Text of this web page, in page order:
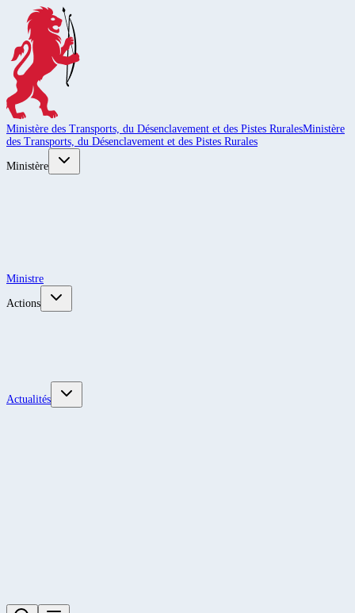
Ministère des Transports, du Désenclavement et des Pistes RuralesMinistère
des Transports, du Désenclavement et des Pistes Rurales
Ministère
Ministre
Actions
Actualités